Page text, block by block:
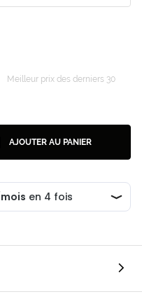
Meilleur prix des derniers 30
AJOUTER AU PANIER